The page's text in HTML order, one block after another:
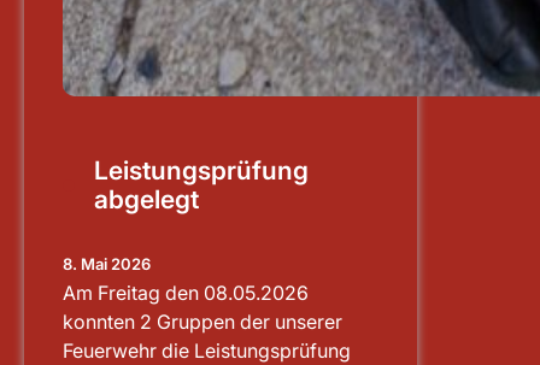
Leistungsprüfung
abgelegt
8. Mai 2026
Am Freitag den 08.05.2026
konnten 2 Gruppen der unserer
Feuerwehr die Leistungsprüfung